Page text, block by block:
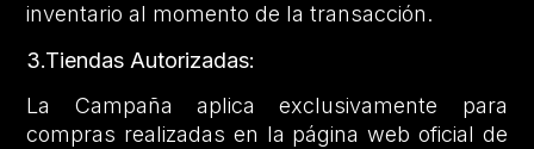
inventario al momento de la transacción.
3.Tiendas Autorizadas:
La Campaña aplica exclusivamente para
compras realizadas en la página web oficial de